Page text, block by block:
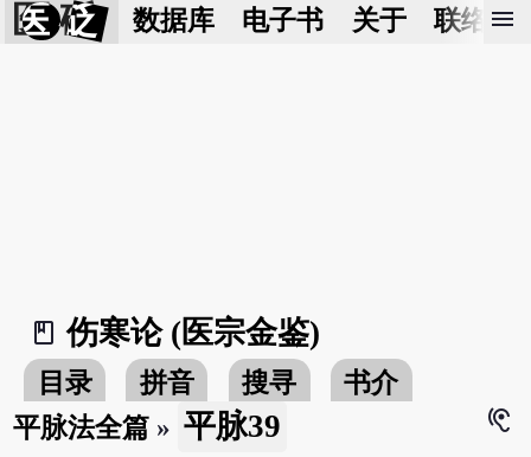
医 砭 数据库 电子书 关于 联络我
menu
book_2
伤寒论 (医宗金鉴)
目录 拼音 搜寻
书介
平脉法全篇 » 平脉39
hearing